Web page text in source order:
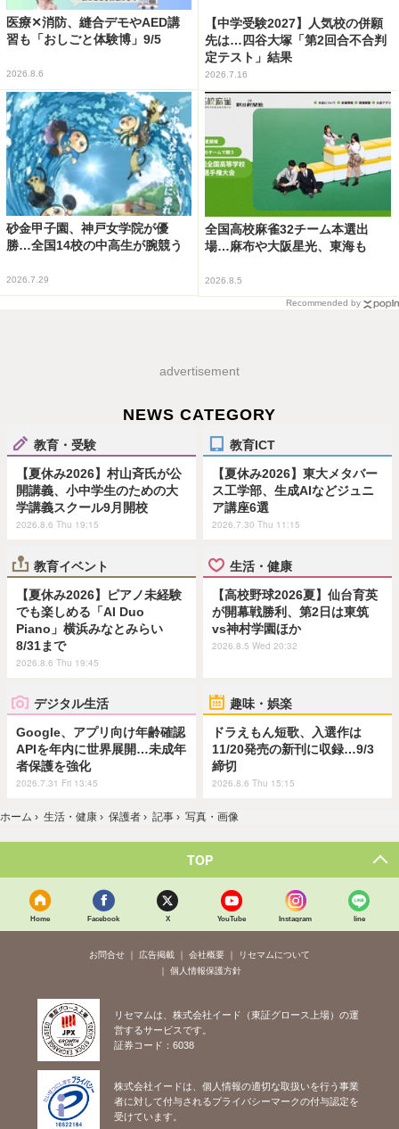
医療✕消防、縫合デモやAED講
習も「おしごと体験博」9/5
2026.8.6
【中学受験2027】人気校の併願
先は…四谷大塚「第2回合不合判
定テスト」結果
2026.7.16
砂金甲子園、神戸女学院が優
勝…全国14校の中高生が腕競う
2026.7.29
全国高校麻雀32チーム本選出
場…麻布や大阪星光、東海も
2026.8.5
Recommended by
advertisement
NEWS CATEGORY
教育・受験
【夏休み2026】村山斉氏が公
開講義、小中学生のための大
学講義スクール9月開校
2026.8.6 Thu 19:15
教育ICT
【夏休み2026】東大メタバー
ス工学部、生成AIなどジュニ
ア講座6選
2026.7.30 Thu 11:15
教育イベント
【夏休み2026】ピアノ未経験
でも楽しめる「AI Duo
Piano」横浜みなとみらい
8/31まで
2026.8.6 Thu 19:45
生活・健康
【高校野球2026夏】仙台育英
が開幕戦勝利、第2日は東筑
vs神村学園ほか
2026.8.5 Wed 20:32
デジタル生活
Google、アプリ向け年齢確認
APIを年内に世界展開…未成年
者保護を強化
2026.7.31 Fri 13:45
趣味・娯楽
ドラえもん短歌、入選作は
11/20発売の新刊に収録…9/3
締切
2026.8.6 Thu 15:15
ホーム › 生活・健康 › 保護者 › 記事 › 写真・画像
TOP
Home Facebook X YouTube Instagram line
お問合せ 広告掲載 会社概要
リセマムについて
個人情報保護方針
リセマムは、株式会社イード（東証グロース上場）の運
営するサービスです。
証券コード：6038
株式会社イードは、個人情報の適切な取扱いを行う事業
者に対して付与されるプライバシーマークの付与認定を
受けています。